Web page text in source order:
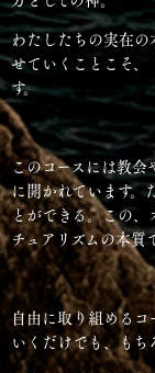
わたしたちの実在の
せていくことこそ、
す。
このコースには教会
に開かれています。
とができる。この、
チュアリズムの本質
自由に取り組めるコ
いくだけでも、もち